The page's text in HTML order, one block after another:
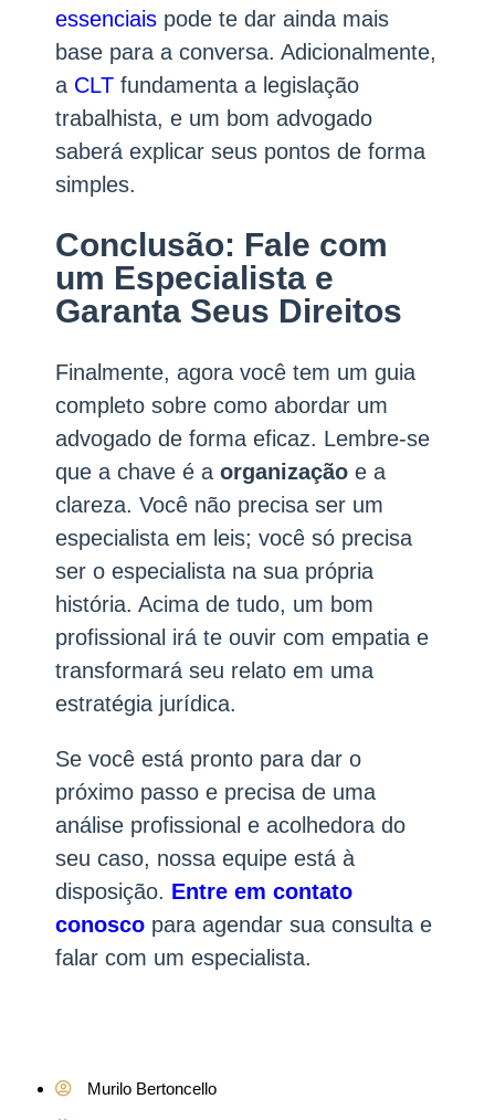
essenciais pode te dar ainda mais
base para a conversa. Adicionalmente,
a CLT fundamenta a legislação
trabalhista, e um bom advogado
saberá explicar seus pontos de forma
simples.
Conclusão: Fale com
um Especialista e
Garanta Seus Direitos
Finalmente, agora você tem um guia
completo sobre como abordar um
advogado de forma eficaz. Lembre-se
que a chave é a organização e a
clareza. Você não precisa ser um
especialista em leis; você só precisa
ser o especialista na sua própria
história. Acima de tudo, um bom
profissional irá te ouvir com empatia e
transformará seu relato em uma
estratégia jurídica.
Se você está pronto para dar o
próximo passo e precisa de uma
análise profissional e acolhedora do
seu caso, nossa equipe está à
disposição. Entre em contato
conosco para agendar sua consulta e
falar com um especialista.
Murilo Bertoncello